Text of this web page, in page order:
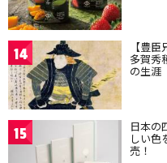
14 【豊
多賀秀
の生涯
15 日本の
しい色
売！